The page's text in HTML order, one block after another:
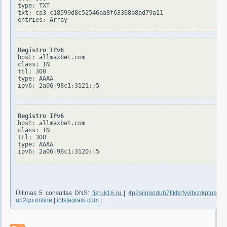
type: TXT
txt: ca3-c18599d8c52546aa8f63368b8ad79a11
Registro IPv6
host: allmaxbet.com
class: IN
ttl: 300
type: AAAA
Registro IPv6
host: allmaxbet.com
class: IN
ttl: 300
type: AAAA
Últimas 5 consultas DNS: fizruk16.ru
url2go.online
intstagram.com